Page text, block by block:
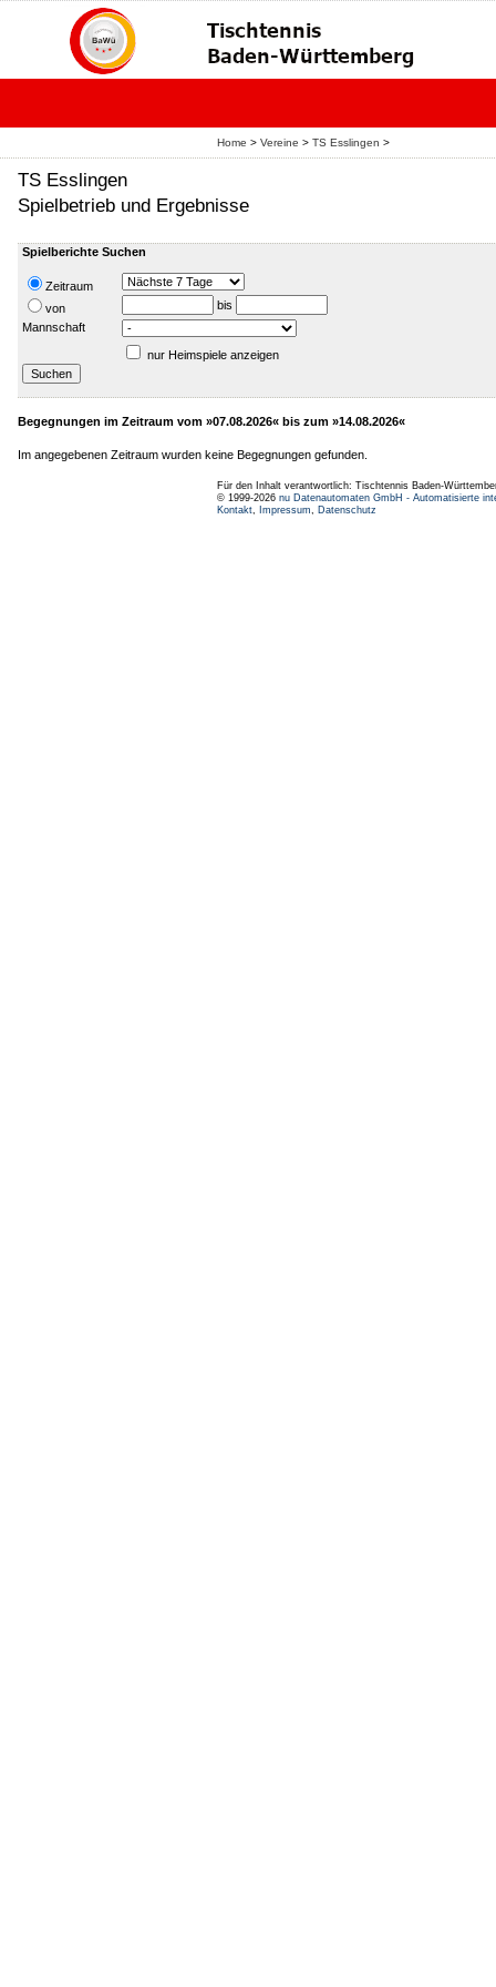
Home > Vereine > TS Esslingen >
TS Esslingen
Spielbetrieb und Ergebnisse
Spielberichte Suchen
Zeitraum
von
bis
Mannschaft
nur Heimspiele anzeigen
Begegnungen im Zeitraum vom »07.08.2026« bis zum »14.08.2026«
Im angegebenen Zeitraum wurden keine Begegnungen gefunden.
Für den Inhalt verantwortlich: Tischtennis Baden-
© 1999-2026 nu Datenautomaten GmbH - Automatisierte
Kontakt, Impressum, Datenschutz